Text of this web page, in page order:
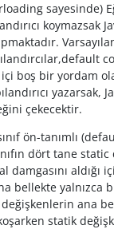
sayesinde)
koymazsak
içi boş bir yordam
yazarsak,
çekecektir.
ön-tanımlı
dört tane
damgasını aldığı
bellekte yalnızca
ana
statik